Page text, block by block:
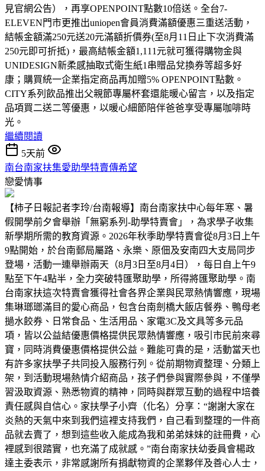
見官網公告），再享OPENPOINT點數10倍送。全台7-
ELEVEN門市更推出uniopen會員消費滿額優惠三重送活動，
結帳金額滿250元送20元滿額折價券(至8月11日止下次消費滿
250元即可折抵)，最高結帳金額1,111元就可獲得購物金與
UNIDESIGN新柔感抽取式衛生紙1串贈品兌換券等超多好
康；購買統一企業指定商品再加贈5% OPENPOINT點數。
CITY系列飲品推出父親節專屬杯套還能暖心留言，以及指定
品項買二送二等優惠，以暖心細節陪伴爸爸享受專屬咖啡時
光。
繼續閱讀
5天前
南台南家扶集愛助學特賣傳希望
戀愛情事
【柿子日報記者李玲/台南報導】南台南家扶中心每年寒、暑
假開學前夕會舉辦「無窮系列-助學特賣會」，為求學子收集
新學期所需的教育資源。2026年秋季助學特賣會從8月3日上午
9點開始，於台南郵局屬路、永樂、原佃及安南四大支局同步
登場，活動一連舉辦兩天（8月3日至8月4日），每日自上午9
點至下午4點半，全力突破特匯聚助學，所得將匯聚助學。南
台南家扶這次特賣會獲得社會各界企業與民眾熱情響應，現場
集琳瑯瑯滿目的愛心商品，包含台南劍橋大飯店餐券、鴨母老
撾水餃券、日常食品、生活用品、家電3C及文具等多元品
項，皆以公益結優惠價格提供民眾熱情響應，吸引市民前來尋
寶，同時消費優惠價格提供公益。難能可貴的是，活動當天也
有許多家扶學子共同投入服務行列。從前期物資整理、分類上
架，到活動現場熱情介紹商品，孩子們參與實際參與，不僅學
習汲取資源、熟悉物資的精神，同時與群眾互動的過程中培養
責任感與自信心。家扶學子小齊（化名）分享：“謝謝大家在
炎熱的天氣中來到我們這裡支持我們，自己看到整理的一件商
品就去賣了，想到這些收入能成為我和弟弟妹妹的註冊費，心
裡感到很踏實，也充滿了成就感。”南台南家扶幼委員會楊政
達主委表示，非常感謝所有捐獻物資的企業夥伴及善心人士，